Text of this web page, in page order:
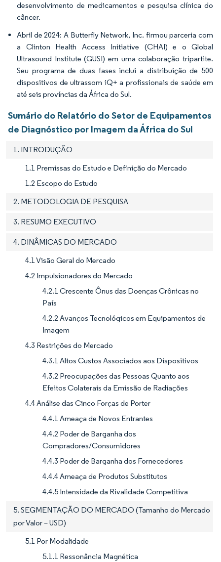
desenvolvimento de medicamentos e pesquisa clínica do
câncer.
Abril de 2024: A Butterfly Network, Inc. firmou parceria com
a Clinton Health Access Initiative (CHAI) e o Global
Ultrasound Institute (GUSI) em uma colaboração tripartite.
Seu programa de duas fases inclui a distribuição de 500
dispositivos de ultrassom iQ+ a profissionais de saúde em
até seis províncias da África do Sul.
Sumário do Relatório do Setor de Equipamentos
de Diagnóstico por Imagem da África do Sul
1. INTRODUÇÃO
1.1 Premissas do Estudo e Definição do Mercado
1.2 Escopo do Estudo
2. METODOLOGIA DE PESQUISA
3. RESUMO EXECUTIVO
4. DINÂMICAS DO MERCADO
4.1 Visão Geral do Mercado
4.2 Impulsionadores do Mercado
4.2.1 Crescente Ônus das Doenças Crônicas no
País
4.2.2 Avanços Tecnológicos em Equipamentos de
Imagem
4.3 Restrições do Mercado
4.3.1 Altos Custos Associados aos Dispositivos
4.3.2 Preocupações das Pessoas Quanto aos
Efeitos Colaterais da Emissão de Radiações
4.4 Análise das Cinco Forças de Porter
4.4.1 Ameaça de Novos Entrantes
4.4.2 Poder de Barganha dos
Compradores/Consumidores
4.4.3 Poder de Barganha dos Fornecedores
4.4.4 Ameaça de Produtos Substitutos
4.4.5 Intensidade da Rivalidade Competitiva
5. SEGMENTAÇÃO DO MERCADO (Tamanho do Mercado
por Valor – USD)
5.1 Por Modalidade
5.1.1 Ressonância Magnética